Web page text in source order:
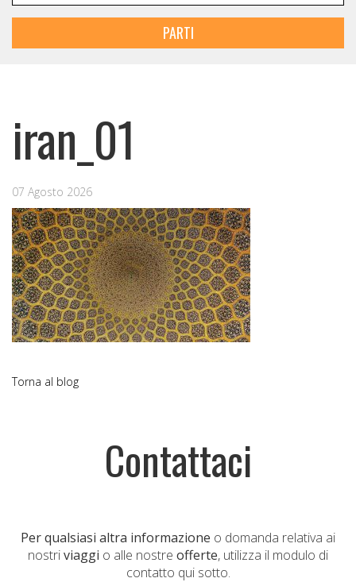
PARTI
iran_01
07 Agosto 2026
Torna al blog
Contattaci
Per qualsiasi altra informazione o domanda relativa ai
nostriviaggi o alle nostre offerte, utilizza il modulo di
contatto qui sotto.